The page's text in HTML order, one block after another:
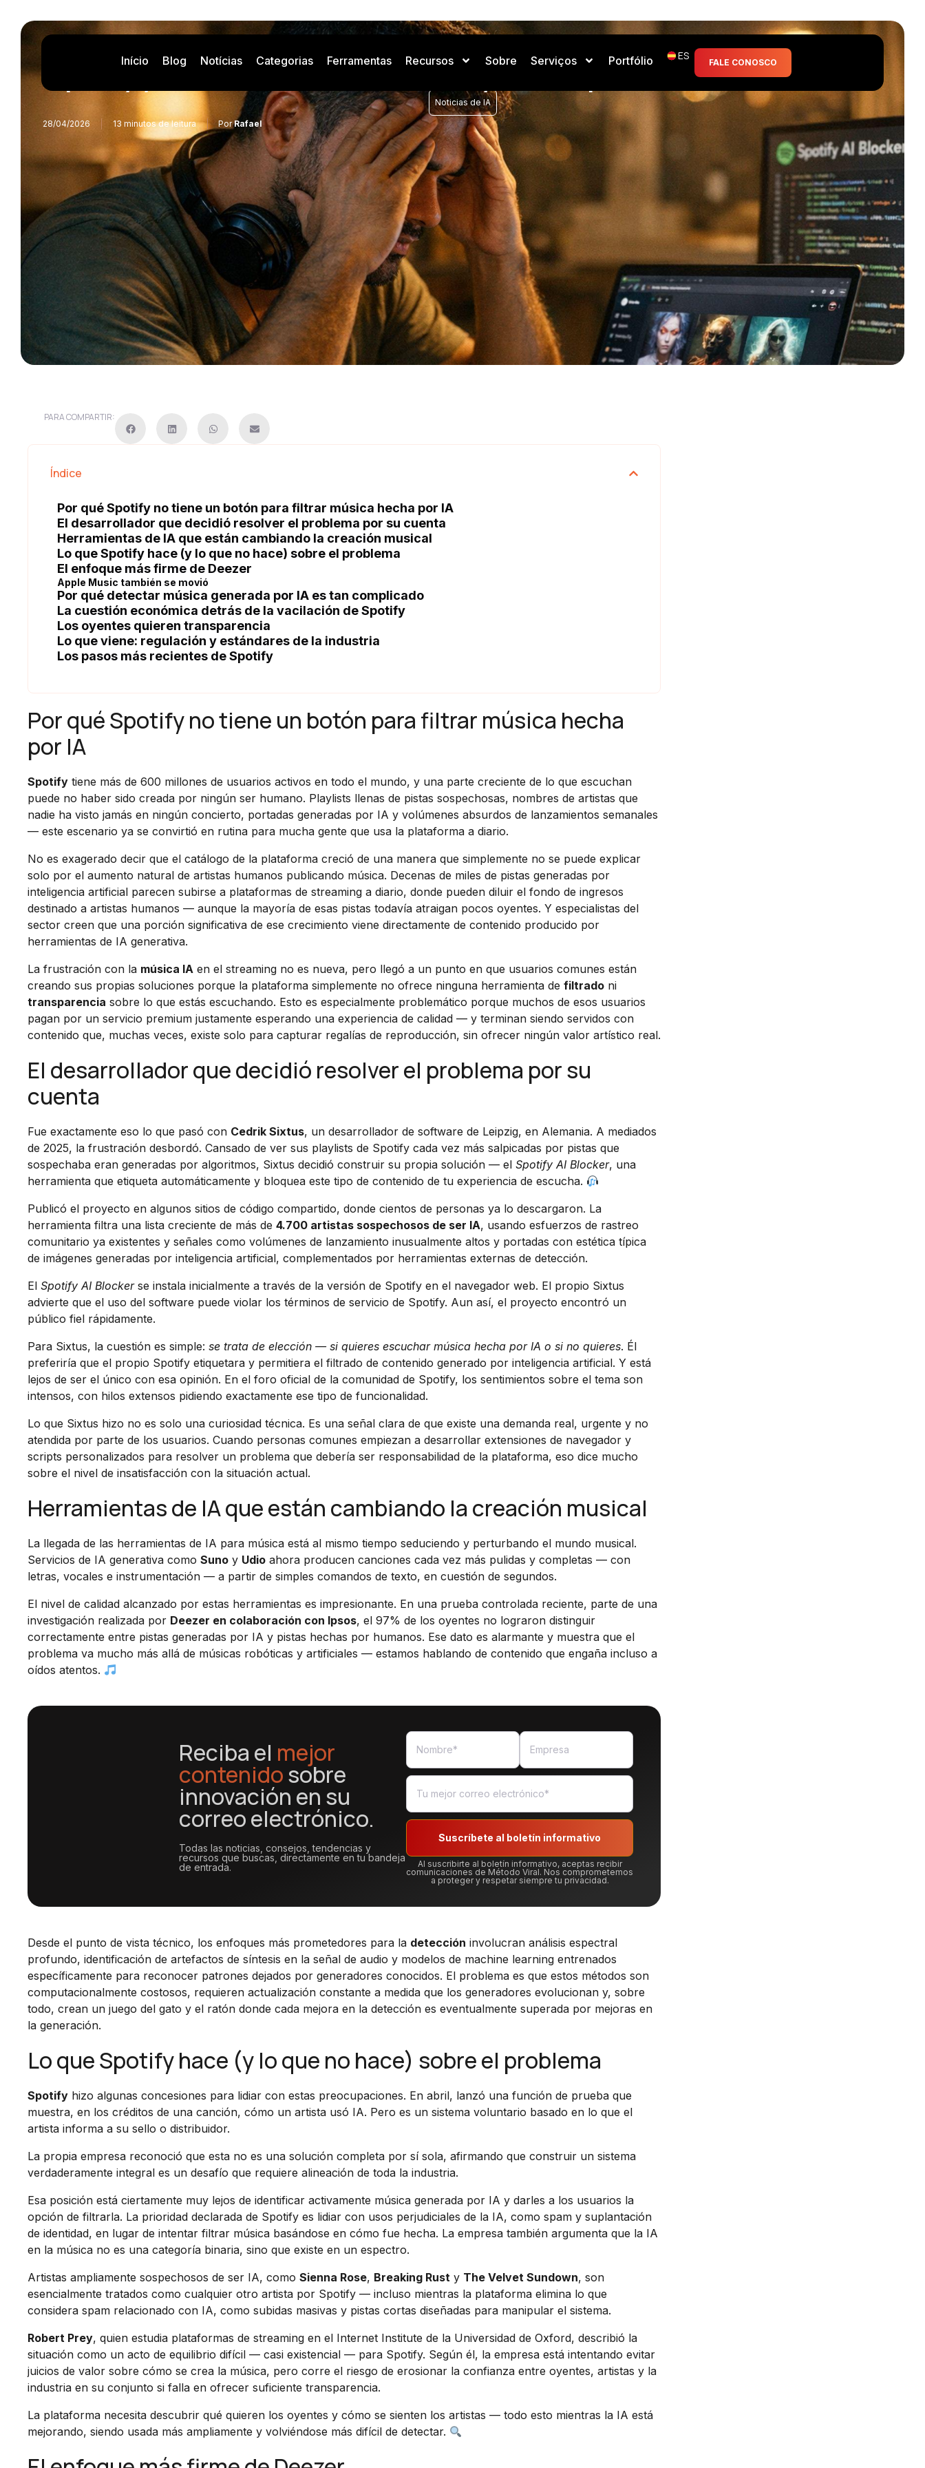
Início Blog Notícias Categorias Ferramentas Recursos Sobre Serviços Portfólio ES
FALE CONOSCO
Spotify y la música con IA: el filtrado y la transparencia, en entredicho.
Noticias de IA
28/04/2026 13 minutos de leitura PorRafael
PARA COMPARTIR:
Índice
Por qué Spotify no tiene un botón para filtrar música hecha por IA
El desarrollador que decidió resolver el problema por su cuenta
Herramientas de IA que están cambiando la creación musical
Lo que Spotify hace (y lo que no hace) sobre el problema
El enfoque más firme de Deezer
Apple Music también se movió
Por qué detectar música generada por IA es tan complicado
La cuestión económica detrás de la vacilación de Spotify
Los oyentes quieren transparencia
Lo que viene: regulación y estándares de la industria
Los pasos más recientes de Spotify
Por qué Spotify no tiene un botón para filtrar música hecha
por IA
Spotify tiene más de 600 millones de usuarios activos en todo el mundo, y una parte creciente de lo que escuchan
puede no haber sido creada por ningún ser humano. Playlists llenas de pistas sospechosas, nombres de artistas que
nadie ha visto jamás en ningún concierto, portadas generadas por IA y volúmenes absurdos de lanzamientos semanales
— este escenario ya se convirtió en rutina para mucha gente que usa la plataforma a diario.
No es exagerado decir que el catálogo de la plataforma creció de una manera que simplemente no se puede explicar
solo por el aumento natural de artistas humanos publicando música. Decenas de miles de pistas generadas por
inteligencia artificial parecen subirse a plataformas de streaming a diario, donde pueden diluir el fondo de ingresos
destinado a artistas humanos — aunque la mayoría de esas pistas todavía atraigan pocos oyentes. Y especialistas del
sector creen que una porción significativa de ese crecimiento viene directamente de contenido producido por
herramientas de IA generativa.
La frustración con la música IA en el streaming no es nueva, pero llegó a un punto en que usuarios comunes están
creando sus propias soluciones porque la plataforma simplemente no ofrece ninguna herramienta de filtrado ni
transparencia sobre lo que estás escuchando. Esto es especialmente problemático porque muchos de esos usuarios
pagan por un servicio premium justamente esperando una experiencia de calidad — y terminan siendo servidos con
contenido que, muchas veces, existe solo para capturar regalías de reproducción, sin ofrecer ningún valor artístico real.
El desarrollador que decidió resolver el problema por su
cuenta
Fue exactamente eso lo que pasó con Cedrik Sixtus, un desarrollador de software de Leipzig, en Alemania. A mediados
de 2025, la frustración desbordó. Cansado de ver sus playlists de Spotify cada vez más salpicadas por pistas que
sospechaba eran generadas por algoritmos, Sixtus decidió construir su propia solución — el Spotify AI Blocker, una
herramienta que etiqueta automáticamente y bloquea este tipo de contenido de tu experiencia de escucha.
Publicó el proyecto en algunos sitios de código compartido, donde cientos de personas ya lo descargaron. La
herramienta filtra una lista creciente de más de 4.700 artistas sospechosos de ser IA, usando esfuerzos de rastreo
comunitario ya existentes y señales como volúmenes de lanzamiento inusualmente altos y portadas con estética típica
de imágenes generadas por inteligencia artificial, complementados por herramientas externas de detección.
El Spotify AI Blockerse instala inicialmente a través de la versión de Spotify en el navegador web. El propio Sixtus
advierte que el uso del software puede violar los términos de servicio de Spotify. Aun así, el proyecto encontró un
público fiel rápidamente.
Para Sixtus, la cuestión es simple: se trata de elección — si quieres escuchar música hecha por IA o si no quieres. Él
preferiría que el propio Spotify etiquetara y permitiera el filtrado de contenido generado por inteligencia artificial. Y está
lejos de ser el único con esa opinión. En el foro oficial de la comunidad de Spotify, los sentimientos sobre el tema son
intensos, con hilos extensos pidiendo exactamente ese tipo de funcionalidad.
Lo que Sixtus hizo no es solo una curiosidad técnica. Es una señal clara de que existe una demanda real, urgente y no
atendida por parte de los usuarios. Cuando personas comunes empiezan a desarrollar extensiones de navegador y
scripts personalizados para resolver un problema que debería ser responsabilidad de la plataforma, eso dice mucho
sobre el nivel de insatisfacción con la situación actual.
Herramientas de IA que están cambiando la creación musical
La llegada de las herramientas de IA para música está al mismo tiempo seduciendo y perturbando el mundo musical.
Servicios de IA generativa como Suno y Udio ahora producen canciones cada vez más pulidas y completas — con
letras, vocales e instrumentación — a partir de simples comandos de texto, en cuestión de segundos.
El nivel de calidad alcanzado por estas herramientas es impresionante. En una prueba controlada reciente, parte de una
investigación realizada por Deezer en colaboración con Ipsos, el 97% de los oyentes no lograron distinguir
correctamente entre pistas generadas por IA y pistas hechas por humanos. Ese dato es alarmante y muestra que el
problema va mucho más allá de músicas robóticas y artificiales — estamos hablando de contenido que engaña incluso a
oídos atentos.
Reciba el mejor
contenidosobre
innovación en su
correo electrónico.
Todas las noticias, consejos, tendencias y
recursos que buscas, directamente en tu bandeja
de entrada.
Suscríbete al boletín informativo
Al suscribirte al boletín informativo, aceptas recibir
comunicaciones de Método Viral. Nos comprometemos
a proteger y respetar siempre tu privacidad.
Desde el punto de vista técnico, los enfoques más prometedores para la detección involucran análisis espectral
profundo, identificación de artefactos de síntesis en la señal de audio y modelos de machine learning entrenados
específicamente para reconocer patrones dejados por generadores conocidos. El problema es que estos métodos son
computacionalmente costosos, requieren actualización constante a medida que los generadores evolucionan y, sobre
todo, crean un juego del gato y el ratón donde cada mejora en la detección es eventualmente superada por mejoras en
la generación.
Lo que Spotify hace (y lo que no hace) sobre el problema
Spotify hizo algunas concesiones para lidiar con estas preocupaciones. En abril, lanzó una función de prueba que
muestra, en los créditos de una canción, cómo un artista usó IA. Pero es un sistema voluntario basado en lo que el
artista informa a su sello o distribuidor.
La propia empresa reconoció que esta no es una solución completa por sí sola, afirmando que construir un sistema
verdaderamente integral es un desafío que requiere alineación de toda la industria.
Esa posición está ciertamente muy lejos de identificar activamente música generada por IA y darles a los usuarios la
opción de filtrarla. La prioridad declarada de Spotify es lidiar con usos perjudiciales de la IA, como spam y suplantación
de identidad, en lugar de intentar filtrar música basándose en cómo fue hecha. La empresa también argumenta que la IA
en la música no es una categoría binaria, sino que existe en un espectro.
Artistas ampliamente sospechosos de ser IA, como Sienna Rose, Breaking Rust y The Velvet Sundown, son
esencialmente tratados como cualquier otro artista por Spotify — incluso mientras la plataforma elimina lo que
considera spam relacionado con IA, como subidas masivas y pistas cortas diseñadas para manipular el sistema.
Robert Prey, quien estudia plataformas de streaming en el Internet Institute de la Universidad de Oxford, describió la
situación como un acto de equilibrio difícil — casi existencial — para Spotify. Según él, la empresa está intentando evitar
juicios de valor sobre cómo se crea la música, pero corre el riesgo de erosionar la confianza entre oyentes, artistas y la
industria en su conjunto si falla en ofrecer suficiente transparencia.
La plataforma necesita descubrir qué quieren los oyentes y cómo se sienten los artistas — todo esto mientras la IA está
mejorando, siendo usada más ampliamente y volviéndose más difícil de detectar.